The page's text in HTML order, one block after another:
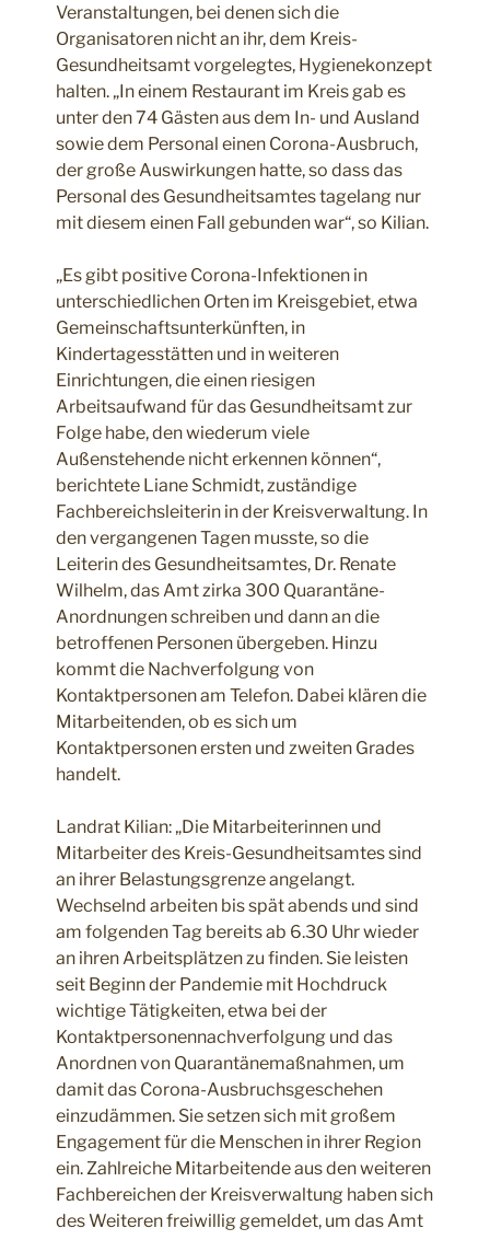
Veranstaltungen, bei denen sich die
Organisatoren nicht an ihr, dem Kreis-
Gesundheitsamt vorgelegtes, Hygienekonzept
halten. „In einem Restaurant im Kreis gab es
unter den 74 Gästen aus dem In- und Ausland
sowie dem Personal einen Corona-Ausbruch,
der große Auswirkungen hatte, so dass das
Personal des Gesundheitsamtes tagelang nur
mit diesem einen Fall gebunden war“, so Kilian.
„Es gibt positive Corona-Infektionen in
unterschiedlichen Orten im Kreisgebiet, etwa
Gemeinschaftsunterkünften, in
Kindertagesstätten und in weiteren
Einrichtungen, die einen riesigen
Arbeitsaufwand für das Gesundheitsamt zur
Folge habe, den wiederum viele
Außenstehende nicht erkennen können“,
berichtete Liane Schmidt, zuständige
Fachbereichsleiterin in der Kreisverwaltung. In
den vergangenen Tagen musste, so die
Leiterin des Gesundheitsamtes, Dr. Renate
Wilhelm, das Amt zirka 300 Quarantäne-
Anordnungen schreiben und dann an die
betroffenen Personen übergeben. Hinzu
kommt die Nachverfolgung von
Kontaktpersonen am Telefon. Dabei klären die
Mitarbeitenden, ob es sich um
Kontaktpersonen ersten und zweiten Grades
handelt.
Landrat Kilian: „Die Mitarbeiterinnen und
Mitarbeiter des Kreis-Gesundheitsamtes sind
an ihrer Belastungsgrenze angelangt.
Wechselnd arbeiten bis spät abends und sind
am folgenden Tag bereits ab 6.30 Uhr wieder
an ihren Arbeitsplätzen zu finden. Sie leisten
seit Beginn der Pandemie mit Hochdruck
wichtige Tätigkeiten, etwa bei der
Kontaktpersonennachverfolgung und das
Anordnen von Quarantänemaßnahmen, um
damit das Corona-Ausbruchsgeschehen
einzudämmen. Sie setzen sich mit großem
Engagement für die Menschen in ihrer Region
ein. Zahlreiche Mitarbeitende aus den weiteren
Fachbereichen der Kreisverwaltung haben sich
des Weiteren freiwillig gemeldet, um das Amt